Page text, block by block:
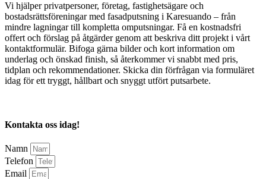
Vi hjälper privatpersoner, företag, fastighetsägare och
bostadsrättsföreningar med fasadputsning i Karesuando – från
mindre lagningar till kompletta omputsningar. Få en kostnadsfri
offert och förslag på åtgärder genom att beskriva ditt projekt i vårt
kontaktformulär. Bifoga gärna bilder och kort information om
underlag och önskad finish, så återkommer vi snabbt med pris,
tidplan och rekommendationer. Skicka din förfrågan via formuläret
idag för ett tryggt, hållbart och snyggt utfört putsarbete.
Kontakta oss idag!
Namn
Telefon
Email